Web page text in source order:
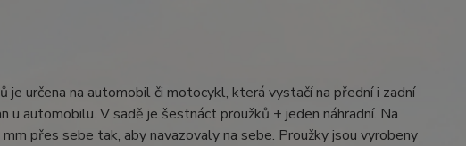
určena na automobil či motocykl, která vystačí na přední i zadní
automobilu. V sadě je šestnáct proužků + jeden náhradní. Na
přes sebe tak, aby navazovaly na sebe. Proužky jsou vyrobeny